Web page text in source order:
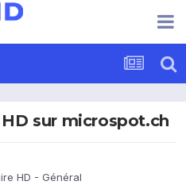
sur microspot.ch
HD - Général